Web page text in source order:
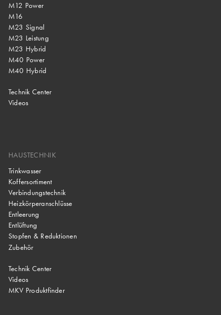
M12 Power
M16
M23 Signal
M23 Leistung
M23 Hybrid
M40 Power
M40 Hybrid
Technik Center
Videos
HAUSTECHNIK
Trinkwasser
Koffersortiment
Verbindungstechnik
Heizkörperanschlüsse
Entleerung
Entlüftung
Stopfen & Reduktionen
Zubehör
Technik Center
Videos
MKV Produktfinder